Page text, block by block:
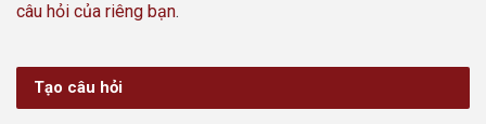
câu hỏi của riêng bạn.
Tạo câu hỏi